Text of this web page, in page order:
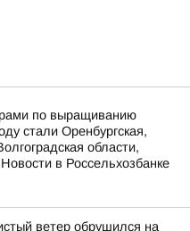
по выращиванию
стали Оренбургская,
области,
в Россельхозбанке
ветер обрушился на